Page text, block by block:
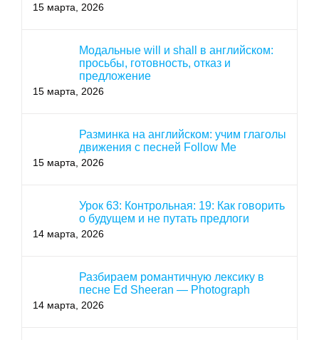
15 марта, 2026
Модальные will и shall в английском:
просьбы, готовность, отказ и
предложение
15 марта, 2026
Разминка на английском: учим глаголы
движения с песней Follow Me
15 марта, 2026
Урок 63: Контрольная: 19: Как говорить
о будущем и не путать предлоги
14 марта, 2026
Разбираем романтичную лексику в
песне Ed Sheeran — Photograph
14 марта, 2026